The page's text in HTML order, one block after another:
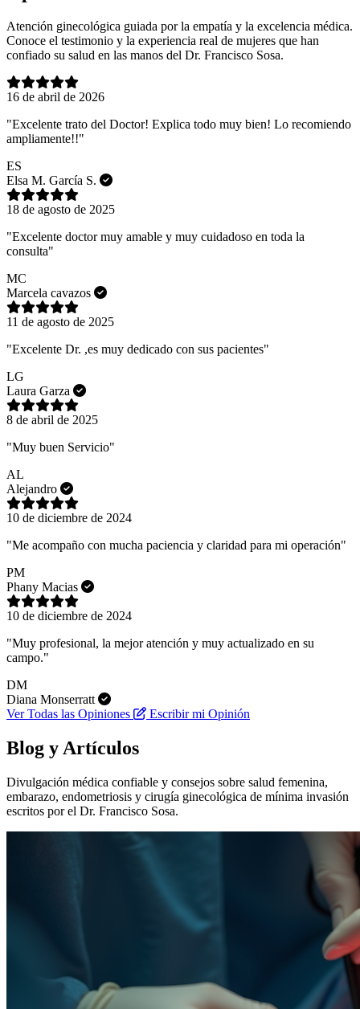
Atención ginecológica guiada por la empatía y la excelencia médica.
Conoce el testimonio y la experiencia real de mujeres que han
confiado su salud en las manos del Dr. Francisco Sosa.
16 de abril de 2026
"Excelente trato del Doctor! Explica todo muy bien! Lo recomiendo
ampliamente!!"
ES
Elsa M. García S.
18 de agosto de 2025
"Excelente doctor muy amable y muy cuidadoso en toda la
consulta"
MC
Marcela cavazos
11 de agosto de 2025
"Excelente Dr. ,es muy dedicado con sus pacientes"
LG
Laura Garza
8 de abril de 2025
"Muy buen Servicio"
AL
Alejandro
10 de diciembre de 2024
"Me acompaño con mucha paciencia y claridad para mi operación"
PM
Phany Macias
10 de diciembre de 2024
"Muy profesional, la mejor atención y muy actualizado en su
campo."
DM
Diana Monserratt
Ver Todas las Opiniones
Escribir mi Opinión
Blog y Artículos
Divulgación médica confiable y consejos sobre salud femenina,
embarazo, endometriosis y cirugía ginecológica de mínima invasión
escritos por el Dr. Francisco Sosa.